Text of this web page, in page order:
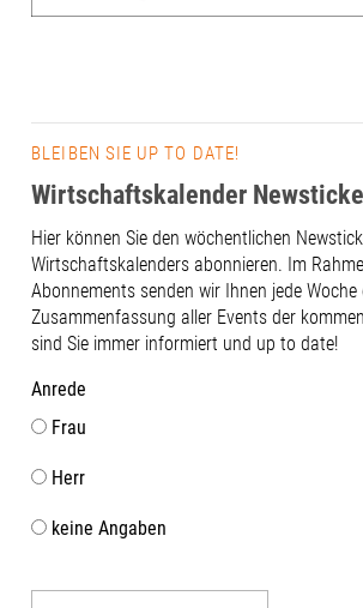
BLEIBEN SIE UP TO DATE!
Wirtschaftskalender
Hier können Sie den wöchentlichen
Wirtschaftskalenders abonnieren. Im
Abonnements senden wir Ihnen jede Woche
Zusammenfassung aller Events der
sind Sie immer informiert und up to date!
Anrede
Frau
Herr
keine Angaben